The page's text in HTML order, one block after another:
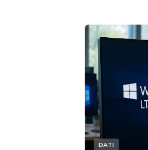
DATI